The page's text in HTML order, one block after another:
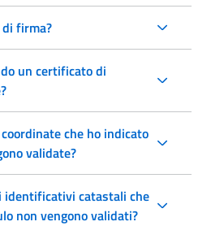
firma?
un certificato di
che ho indicato
validate?
identificativi catastali che
non vengono validati?